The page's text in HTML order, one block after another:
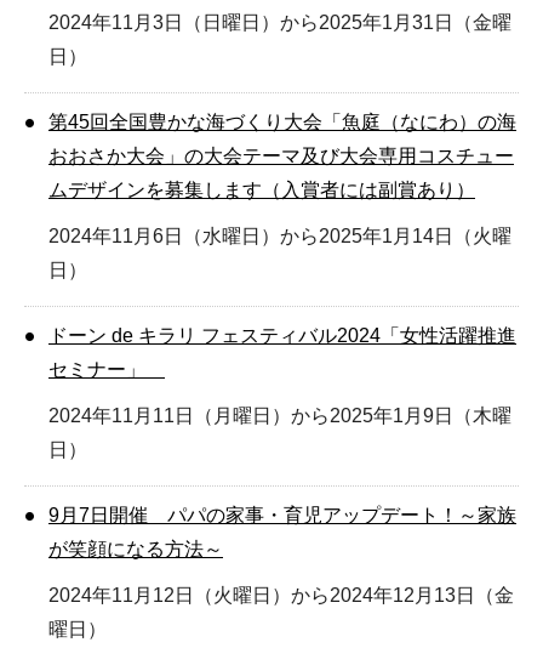
2024年11月3日（日曜日）から2025年1月31日（金曜
日）
第45回全国豊かな海づくり大会「魚庭（なにわ）の海
おおさか大会」の大会テーマ及び大会専用コスチュー
ムデザインを募集します（入賞者には副賞あり）
2024年11月6日（水曜日）から2025年1月14日（火曜
日）
ドーン de キラリ フェスティバル2024「女性活躍推進
セミナー」
2024年11月11日（月曜日）から2025年1月9日（木曜
日）
9月7日開催 パパの家事・育児アップデート！～家族
が笑顔になる方法～
2024年11月12日（火曜日）から2024年12月13日（金
曜日）